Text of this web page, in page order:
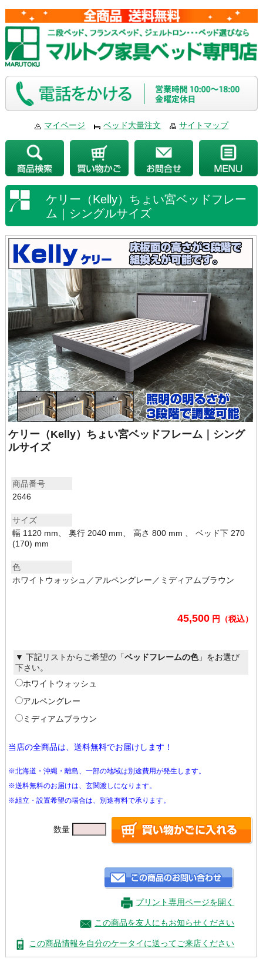
マイページ ベッド大量注文 サイトマップ
ケリー（Kelly）ちょい宮ベッドフレー
ム｜シングルサイズ
ケリー（Kelly）ちょい宮ベッドフレーム｜シング
ルサイズ
商品番号
2646
サイズ
幅 1120 mm、 奥行 2040 mm、 高さ 800 mm 、 ベッド下 270
(170) mm
色
ホワイトウォッシュ／アルペングレー／ミディアムブラウン
45,500 円（税込）
▼ 下記リストからご希望の「ベッドフレームの色」をお選び
下さい。
ホワイトウォッシュ
アルペングレー
ミディアムブラウン
当店の全商品は、送料無料でお届けします！
※北海道・沖縄・離島、一部の地域は別途費用が発生します。
※送料無料のお届けは、玄関渡しになります。
※組立・設置希望の場合は、別途有料で承ります。
数量
プリント専用ページを開く
この商品を友人にもお知らせください
この商品情報を自分のケータイに送ってご来店ください